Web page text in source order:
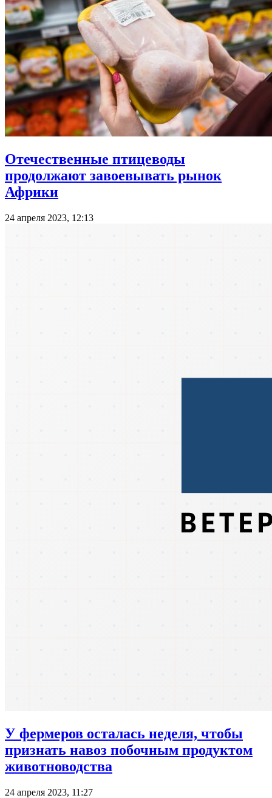
Отечественные птицеводы
продолжают завоевывать рынок
Африки
24 апреля 2023, 12:13
У фермеров осталась неделя, чтобы
признать навоз побочным продуктом
животноводства
24 апреля 2023, 11:27